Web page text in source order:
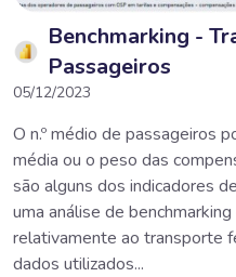
Benchmarking -
Passageiros
05/12/2023
O n.º médio de passageiros
média ou o peso das
são alguns dos indicadores
uma análise de
relativamente ao transporte
dados utilizados...